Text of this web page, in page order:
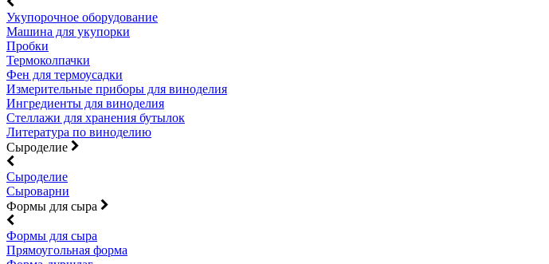
Укупорочное оборудование
Машина для укупорки
Пробки
Термоколпачки
Фен для термоусадки
Измерительные приборы для виноделия
Ингредиенты для виноделия
Стеллажи для хранения бутылок
Литература по виноделию
Сыроделие
Сыроделие
Сыроварни
Формы для сыра
Формы для сыра
Прямоугольная форма